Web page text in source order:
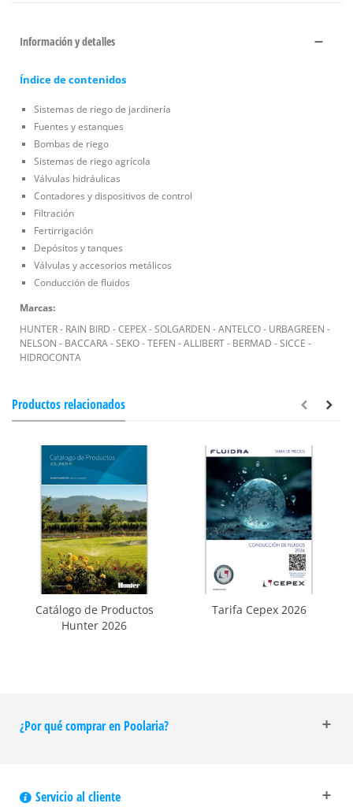
Información y detalles
Índice de contenidos
Sistemas de riego de jardinería
Fuentes y estanques
Bombas de riego
Sistemas de riego agrícola
Válvulas hidráulicas
Contadores y dispositivos de control
Filtración
Fertirrigación
Depósitos y tanques
Válvulas y accesorios metálicos
Conducción de fluidos
Marcas:
HUNTER - RAIN BIRD - CEPEX - SOLGARDEN - ANTELCO - URBAGREEN -
NELSON - BACCARA - SEKO - TEFEN - ALLIBERT - BERMAD - SICCE -
HIDROCONTA
Productos relacionados
Catálogo de Productos
Hunter 2026
Tarifa Cepex 2026
¿Por qué comprar en Poolaria?
Servicio al cliente